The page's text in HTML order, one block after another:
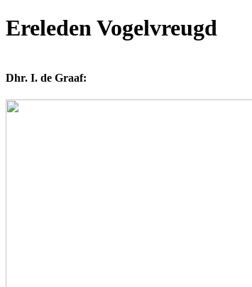
Ereleden Vogelvreugd
Dhr. I. de Graaf: